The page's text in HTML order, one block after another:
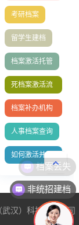
移指南
考研档案
留学生建档
档案激活托管
死档案激活流
程
档案补办机构
有哪些
人事档案查询
如何激活并妥
善托管档案
汉）科技有限公司
非统招建档